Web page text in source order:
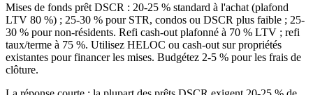
Mises de fonds prêt DSCR : 20-25 % standard à l'achat (plafond
LTV 80 %) ; 25-30 % pour STR, condos ou DSCR plus faible ; 25-
30 % pour non-résidents. Refi cash-out plafonné à 70 % LTV ; refi
taux/terme à 75 %. Utilisez HELOC ou cash-out sur propriétés
existantes pour financer les mises. Budgétez 2-5 % pour les frais de
clôture.